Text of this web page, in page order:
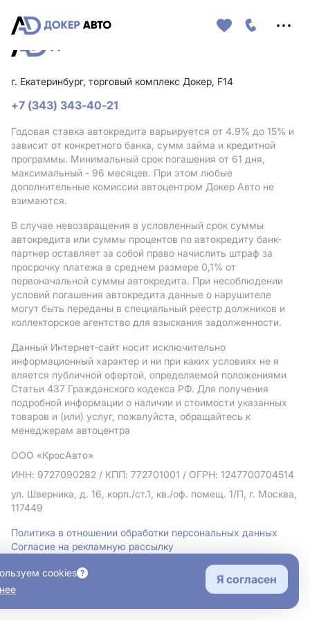
г. Екатеринбург, торговый комплекс Докер, F14
+7 (343) 343-40-21
Годовая ставка автокредита варьируется от 4.9% до 15% и
зависит от конкретного банка, сумм займа и кредитной
программы. Минимальный срок погашения от 61 дня,
максимальный - 96 месяцев. При этом любые
дополнительные комиссии автоцентром Докер Авто не
взимаются.
В случае невозвращения в условленный срок суммы
автокредита или суммы процентов по автокредиту банк-
партнер оставляет за собой право начислить штраф за
просрочку платежа в среднем размере 0,1% от
первоначальной суммы автокредита. При несоблюдении
условий погашения автокредита данные о нарушителе
могут быть переданы в специальный реестр должников и
коллекторское агентство для взыскания задолженности.
Данный Интернет-сайт носит исключительно
информационный характер и ни при каких условиях не я
вляется публичной офертой, определяемой положениями
Статьи 437 Гражданского кодекса РФ. Для получения
подробной информации о наличии и стоимости указанных
товаров и (или) услуг, пожалуйста, обращайтесь к
менеджерам автоцентра
ООО «КросАвто»
ИНН: 9727090282 / КПП: 772701001 / ОГРН: 1247700704514
ул. Шверника, д. 16, корп./ст.1, кв./оф. помещ. 1/П, г. Москва,
117449
Политика в отношении обработки персональных данных
Согласие на рекламную рассылку
cookies
Я согласен